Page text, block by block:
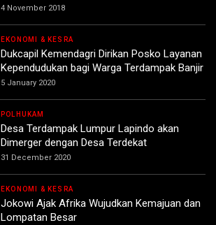
4 November 2018
EKONOMI & KESRA
Dukcapil Kemendagri Dirikan Posko Layanan
Kependudukan bagi Warga Terdampak Banjir
5 January 2020
POLHUKAM
Desa Terdampak Lumpur Lapindo akan
Dimerger dengan Desa Terdekat
31 December 2020
EKONOMI & KESRA
Jokowi Ajak Afrika Wujudkan Kemajuan dan
Lompatan Besar